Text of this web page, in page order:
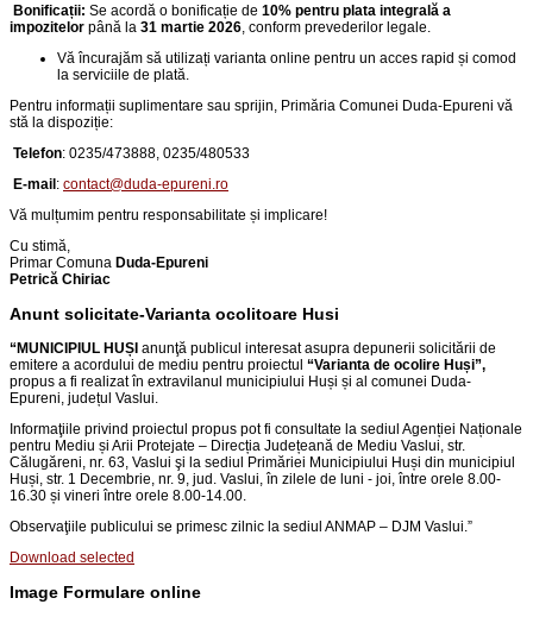
Bonificații: Se acordă o bonificație de 10% pentru plata integrală a
impozitelor până la 31 martie 2026, conform prevederilor legale.
Vă încurajăm să utilizați varianta online pentru un acces rapid și comod
la serviciile de plată.
Pentru informații suplimentare sau sprijin, Primăria Comunei Duda-Epureni vă
stă la dispoziție:
Telefon: 0235/473888, 0235/480533
E-mail : contact@duda-epureni.ro
Vă mulțumim pentru responsabilitate și implicare!
Cu stimă,
Primar Comuna Duda-Epureni
Petrică Chiriac
Anunt solicitate-Varianta ocolitoare Husi
“MUNICIPIUL HUȘI anunţă publicul interesat asupra depunerii solicitării de
emitere a acordului de mediu pentru proiectul “Varianta de ocolire Huși”,
propus a fi realizat în extravilanul municipiului Huși și al comunei Duda-
Epureni, județul Vaslui.
Informaţiile privind proiectul propus pot fi consultate la sediul Agenției Naționale
pentru Mediu și Arii Protejate – Direcția Județeană de Mediu Vaslui, str.
Călugăreni, nr. 63, Vaslui şi la sediul Primăriei Municipiului Huși din municipiul
Huși, str. 1 Decembrie, nr. 9, jud. Vaslui, în zilele de luni - joi, între orele 8.00-
16.30 și vineri între orele 8.00-14.00.
Observaţiile publicului se primesc zilnic la sediul ANMAP – DJM Vaslui.”
Download selected
Image Formulare online